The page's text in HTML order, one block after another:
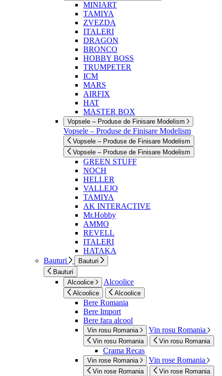
MINIART
TAMIYA
ZVEZDA
ITALERI
DRAGON
BRONCO
HOBBY BOSS
TRUMPETER
ICM
MARS
AIRFIX
HAT
MASTER BOX
Vopsele – Produse de Finisare Modelism
Vopsele – Produse de Finisare Modelism
Vopsele – Produse de Finisare Modelism
Vopsele – Produse de Finisare Modelism
GREEN STUFF
NOCH
HELLER
VALLEJO
TAMIYA
AK INTERACTIVE
Mr.Hobby
AMMO
REVELL
ITALERI
HATAKA
Bauturi
Bauturi
Bauturi
Alcoolice
Alcoolice
Alcoolice Alcoolice
Bere Romania
Bere Import
Bere fara alcool
Vin rosu Romania Vin rosu Romania
Vin rosu Romania Vin rosu Romania
Crama Recas
Vin rose Romania Vin rose Romania
Vin rose Romania Vin rose Romania